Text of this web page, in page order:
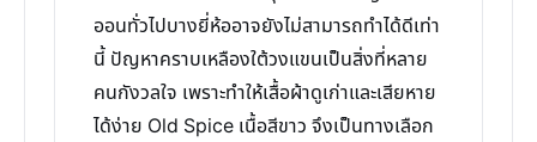
ออนทั่วไปบางยี่ห้ออาจยังไม่สามารถทำได้ดีเท่า
นี้ ปัญหาคราบเหลืองใต้วงแขนเป็นสิ่งที่หลาย
คนกังวลใจ เพราะทำให้เสื้อผ้าดูเก่าและเสียหาย
ได้ง่าย Old Spice เนื้อสีขาว จึงเป็นทางเลือก